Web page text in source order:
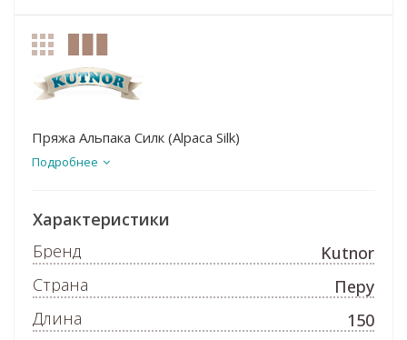
Пряжа Альпака Силк (Alpaca Silk)
Подробнее
Характеристики
Бренд
Kutnor
Страна
Перу
Длина
150